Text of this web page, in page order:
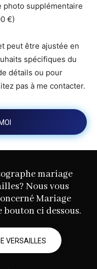
photo supplémentaire
€)
peut être ajustée en
spécifiques du
détails ou pour
pas à me contacter.
mariage
Nous vous
Mariage
ci dessous.
VERSAILLES